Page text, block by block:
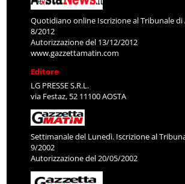
Quotidiano online Iscrizione al Tribunale di
8/2012
Autorizzazione del 13/12/2012
www.gazzettamatin.com
Editore
LG PRESSE S.R.L.
via Festaz, 52 11100 AOSTA
Settimanale del Lunedì. Iscrizione al
9/2002
Autorizzazione del 20/05/2002